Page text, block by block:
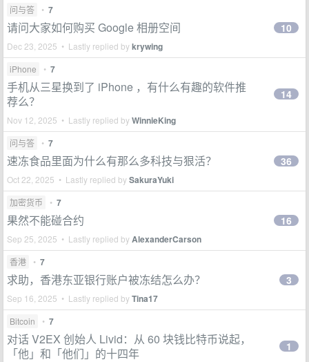
问与答 • 7
请问大家如何购买 Google 相册空间
Dec 23, 2025 • Lastly replied bykrywing
10
iPhone • 7
手机从三星换到了 iPhone ，有什么有趣的软件推
荐么？
Nov 12, 2025 • Lastly replied byWinnieKing
14
问与答 • 7
速冻食品里面为什么有那么多科技与狠活？
Oct 22, 2025 • Lastly replied bySakuraYuki
36
加密货币 • 7
果然不能碰合约
Sep 25, 2025 • Lastly replied byAlexanderCarson
16
香港 • 7
求助，香港东亚银行账户被冻结怎么办？
Sep 16, 2025 • Lastly replied byTina17
3
Bitcoin • 7
对话 V2EX 创始人 Livid：从 60 块钱比特币说起，
「他」和「他们」的十四年
1